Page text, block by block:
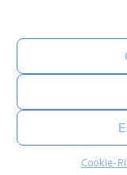
Cookie-